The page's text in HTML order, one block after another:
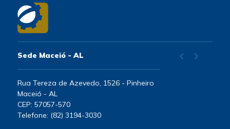
Sede Maceió - AL chevron_left chevron_right
Rua Tereza de Azevedo, 1526 - Pinheiro
Maceió - AL
CEP: 57057-570
Telefone: (82) 3194-3030